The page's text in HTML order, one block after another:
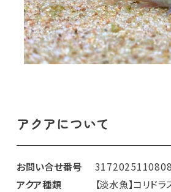
アクアについて
お問い合せ番号
アクア種類
【淡水魚】コリドラ